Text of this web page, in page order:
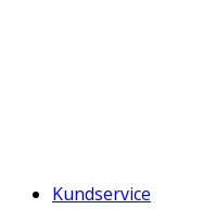
Kundservice